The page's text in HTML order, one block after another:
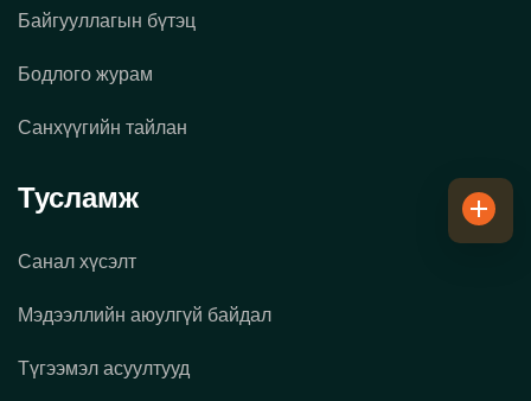
Байгууллагын бүтэц
Бодлого журам
Санхүүгийн тайлан
Тусламж
Санал хүсэлт
Мэдээллийн аюулгүй байдал
Түгээмэл асуултууд